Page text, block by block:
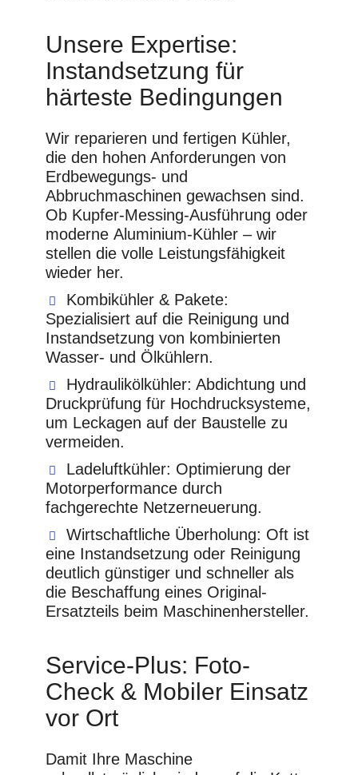
Unsere Expertise:
Instandsetzung für
härteste Bedingungen
Wir reparieren und fertigen Kühler,
die den hohen Anforderungen von
Erdbewegungs- und
Abbruchmaschinen gewachsen sind.
Ob Kupfer-Messing-Ausführung oder
moderneAluminium-Kühler – wir
stellen die volle Leistungsfähigkeit
wieder her.
Kombikühler & Pakete:
Spezialisiert auf die Reinigung und
Instandsetzung von kombinierten
Wasser- und Ölkühlern.
Hydraulikölkühler: Abdichtung und
Druckprüfung für Hochdrucksysteme,
um Leckagen auf der Baustelle zu
vermeiden.
Ladeluftkühler: Optimierung der
Motorperformance durch
fachgerechte Netzerneuerung.
Wirtschaftliche Überholung: Oft ist
eine Instandsetzung oder Reinigung
deutlich günstiger und schneller als
die Beschaffung eines Original-
Ersatzteils beim Maschinenhersteller.
Service-Plus: Foto-
Check & Mobiler Einsatz
vor Ort
Damit Ihre Maschine